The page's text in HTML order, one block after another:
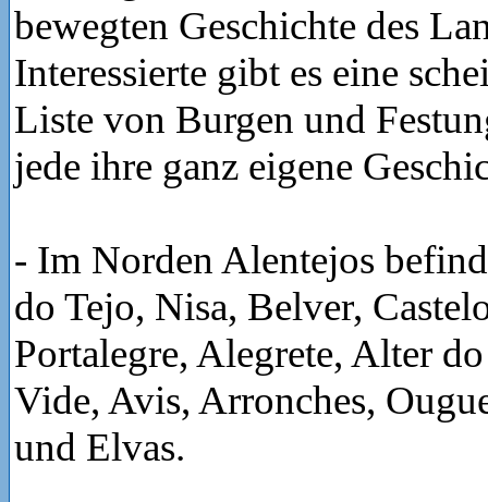
bewegten Geschichte des
Interessierte gibt es eine
Liste von Burgen und
jede ihre ganz eigene
- Im Norden Alentejos
do Tejo, Nisa, Belver,
Portalegre, Alegrete, Alter
Vide, Avis, Arronches,
und Elvas.